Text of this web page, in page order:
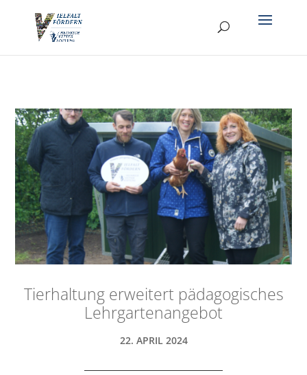
Tierhaltung erweitert pädagogisches
Lehrgartenangebot
22. APRIL 2024